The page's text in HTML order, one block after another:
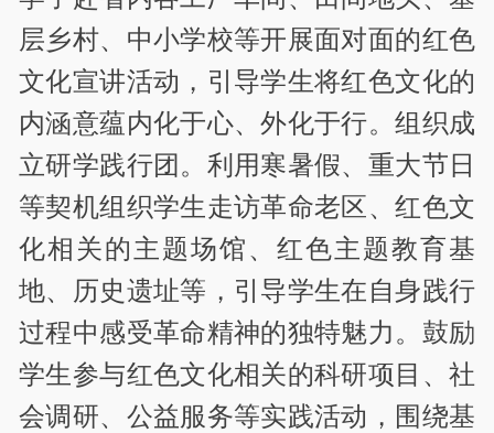
层乡村、中小学校等开展面对面的红色
文化宣讲活动，引导学生将红色文化的
内涵意蕴内化于心、外化于行。组织成
立研学践行团。利用寒暑假、重大节日
等契机组织学生走访革命老区、红色文
化相关的主题场馆、红色主题教育基
地、历史遗址等，引导学生在自身践行
过程中感受革命精神的独特魅力。鼓励
学生参与红色文化相关的科研项目、社
会调研、公益服务等实践活动，围绕基